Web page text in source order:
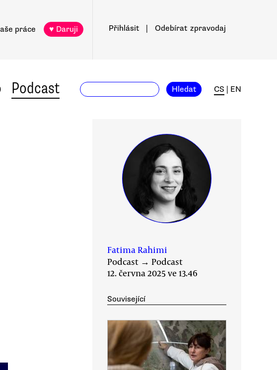
práce ♥ Daruji Přihlásit Odebírat zpravodaj
Podcast Hledat CS EN
Fatima Rahimi
Podcast → Podcast
12. června 2025 ve 13.46
Související